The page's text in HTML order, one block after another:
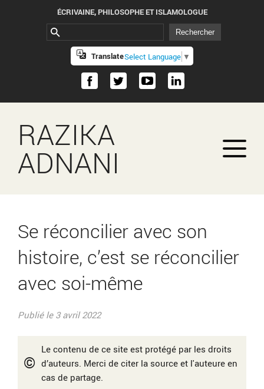
ÉCRIVAINE, PHILOSOPHE ET ISLAMOLOGUE
TranslateSelect Language ▼
RAZIKA
ADNANI
Se réconcilier avec son
histoire, c’est se réconcilier
avec soi-même
Publié le 3 avril 2022
©
Le contenu de ce site est protégé par les droits
d’auteurs. Merci de citer la source et l'auteure en
cas de partage.